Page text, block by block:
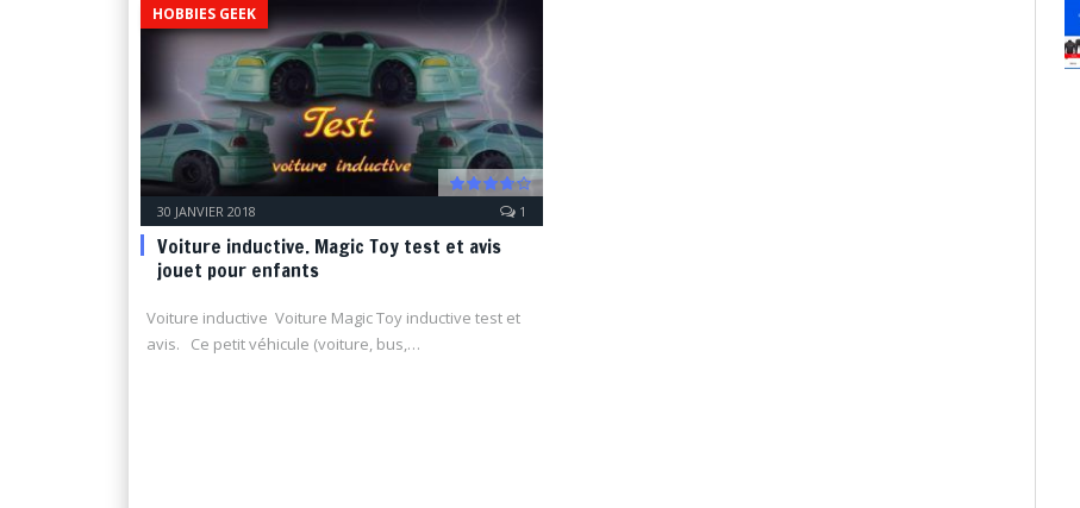
HOBBIES GEEK
30 JANVIER 2018 1
Voiture inductive. Magic Toy test et avis
jouet pour enfants
Voiture inductive Voiture Magic Toy inductive test et
avis. Ce petit véhicule (voiture, bus,…